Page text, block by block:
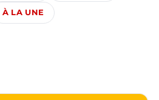
À LA UNE